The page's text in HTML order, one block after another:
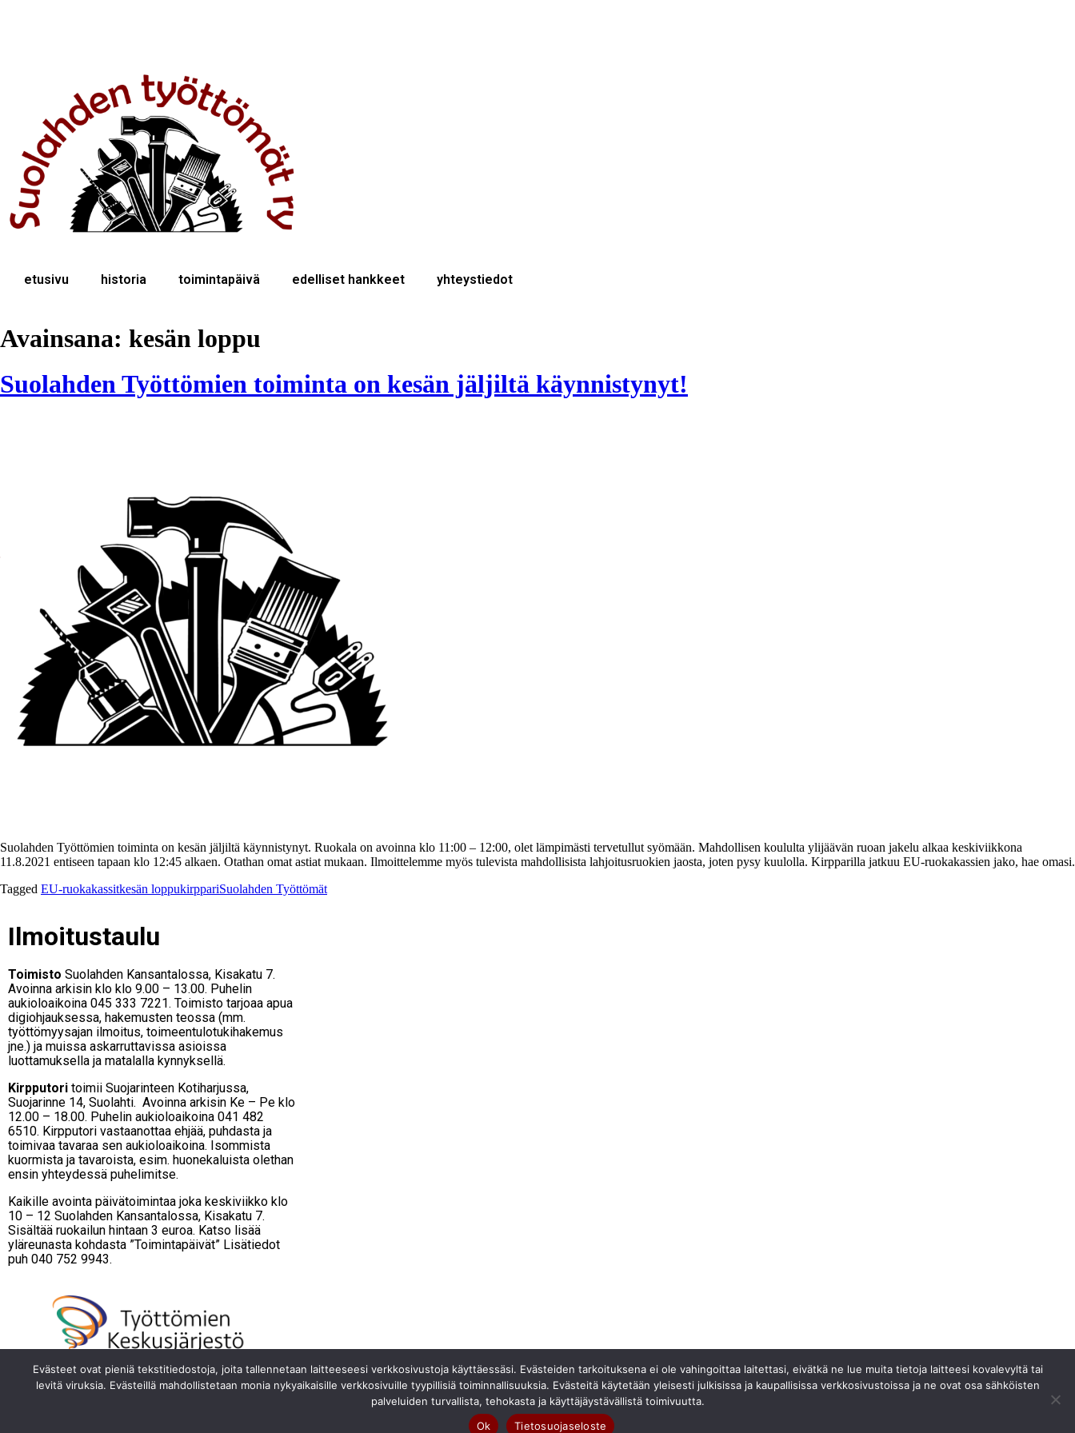
etusivu historia toimintapäivä edelliset hankkeet yhteystiedot
Avainsana: kesän loppu
Suolahden Työttömien toiminta on kesän jäljiltä käynnistynyt!
Suolahden Työttömien toiminta on kesän jäljiltä käynnistynyt. Ruokala on avoinna klo 11:00 – 12:00, olet lämpimästi tervetullut syömään. Mahdollisen koululta ylijäävän ruoan jakelu alkaa keskiviikkona
11.8.2021 entiseen tapaan klo 12:45 alkaen. Otathan omat astiat mukaan. Ilmoittelemme myös tulevista mahdollisista lahjoitusruokien jaosta, joten pysy kuulolla. Kirpparilla jatkuu EU-ruokakassien jako, hae omasi.
Tagged EU-ruokakassitkesän loppukirppariSuolahden Työttömät
Ilmoitustaulu
Toimisto Suolahden Kansantalossa, Kisakatu 7.
Avoinna arkisin klo klo 9.00 – 13.00. Puhelin
aukioloaikoina 045 333 7221. Toimisto tarjoaa apua
digiohjauksessa, hakemusten teossa (mm.
työttömyysajan ilmoitus, toimeentulotukihakemus
jne.) ja muissa askarruttavissa asioissa
luottamuksella ja matalalla kynnyksellä.
Kirpputori toimii Suojarinteen Kotiharjussa,
Suojarinne 14, Suolahti. Avoinna arkisin Ke – Pe klo
12.00 – 18.00. Puhelin aukioloaikoina 041 482
6510. Kirpputori vastaanottaa ehjää, puhdasta ja
toimivaa tavaraa sen aukioloaikoina. Isommista
kuormista ja tavaroista, esim. huonekaluista olethan
ensin yhteydessä puhelimitse.
Kaikille avointa päivätoimintaa joka keskiviikko klo
10 – 12 Suolahden Kansantalossa, Kisakatu 7.
Sisältää ruokailun hintaan 3 euroa. Katso lisää
yläreunasta kohdasta ”Toimintapäivät” Lisätiedot
puh 040 752 9943.
misacase
Evästeet ovat pieniä tekstitiedostoja, joita tallennetaan laitteeseesi verkkosivustoja käyttäessäsi. Evästeiden tarkoituksena ei ole vahingoittaa laitettasi, eivätkä ne lue muita tietoja laitteesi kovalevyltä tai
levitä viruksia. Evästeillä mahdollistetaan monia nykyaikaisille verkkosivuille tyypillisiä toiminnallisuuksia. Evästeitä käytetään yleisesti julkisissa ja kaupallisissa verkkosivustoissa ja ne ovat osa sähköisten
palveluiden turvallista, tehokasta ja käyttäjäystävällistä toimivuutta.
Ok
Tietosuojaseloste